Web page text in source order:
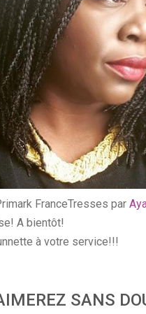
FranceTresses par
A bientôt!
à votre service!!!
SANS